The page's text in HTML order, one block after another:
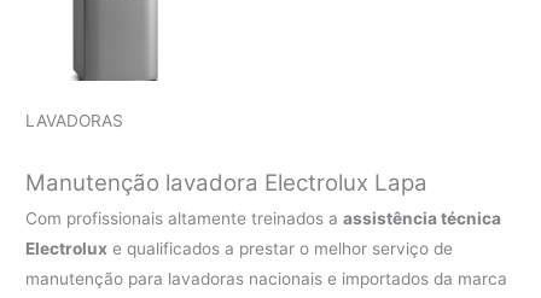
LAVADORAS
Manutenção lavadora Electrolux Lapa
Com profissionais altamente treinados aassistência técnica
Electrolux e qualificados a prestar o melhor serviço de
manutenção para lavadoras nacionais e importados da marca